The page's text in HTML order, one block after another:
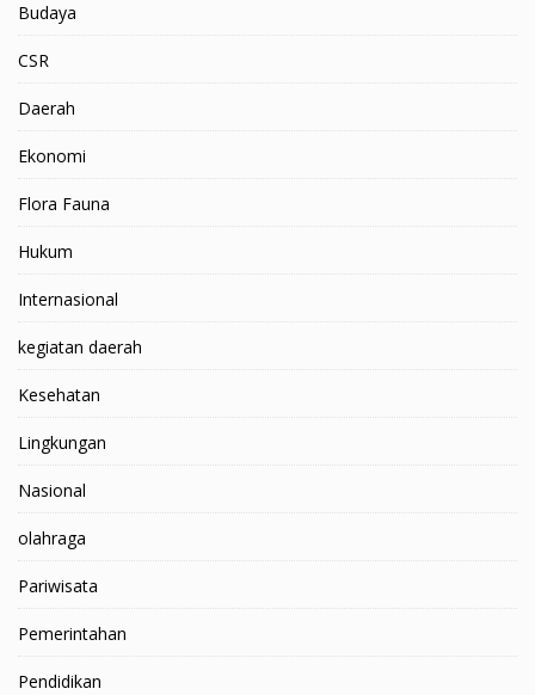
Budaya
CSR
Daerah
Ekonomi
Flora Fauna
Hukum
Internasional
kegiatan daerah
Kesehatan
Lingkungan
Nasional
olahraga
Pariwisata
Pemerintahan
Pendidikan